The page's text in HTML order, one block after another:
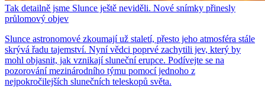
Tak detailně jsme Slunce ještě neviděli. Nové snímky přinesly
průlomový objev
Slunce astronomové zkoumají už staletí, přesto jeho atmosféra stále
skrývá řadu tajemství. Nyní vědci poprvé zachytili jev, který by
mohl objasnit, jak vznikají sluneční erupce. Podívejte se na
pozorování mezinárodního týmu pomocí jednoho z
nejpokročilejších slunečních teleskopů světa.